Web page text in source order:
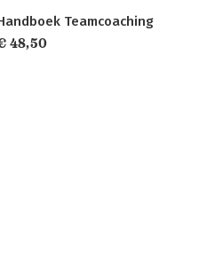
Teamcoaching
48,50